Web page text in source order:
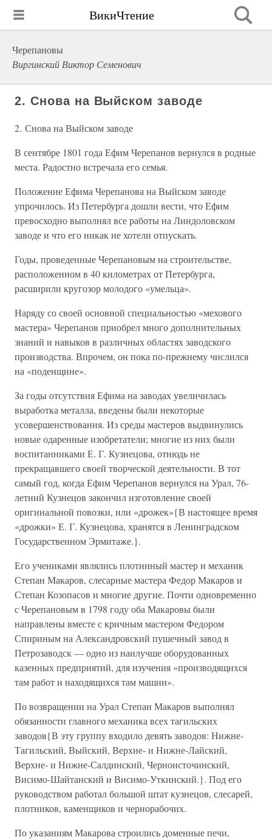
ВикиЧтение
Черепановы
Виргинский Виктор Семенович
2. Снова на Выйском заводе
2. Снова на Выйском заводе
В сентябре 1801 года Ефим Черепанов вернулся в родные
места. Радостно встречала его семья.
Положение Ефима Черепанова на Выйском заводе
упрочилось. Из Петербурга дошли вести, что Ефим
превосходно выполнял все работы на Линдоловском
заводе и что его никак не хотели отпускать.
Годы, проведенные Черепановым на строительстве,
расположенном в 40 километрах от Петербурга,
расширили кругозор молодого «умельца».
Наряду со своей основной специальностью «мехового
мастера» Черепанов приобрел много дополнительных
знаний и навыков в различных областях заводского
производства. Впрочем, он пока по-прежнему числился
на «поденщине».
За годы отсутствия Ефима на заводах увеличилась
выработка металла, введены были некоторые
усовершенствования. Из среды мастеров выдвинулись
новые одаренные изобретатели; многие из них были
воспитанниками Е. Г. Кузнецова, отнюдь не
прекращавшего своей творческой деятельности. В тот
самый год, когда Ефим Черепанов вернулся на Урал, 76-
летний Кузнецов закончил изготовление своей
оригинальной повозки, или «дрожек»{В настоящее время
«дрожки» Е. Г. Кузнецова, хранятся в Ленинградском
Государственном Эрмитаже.}.
Его учениками являлись плотинный мастер и механик
Степан Макаров, слесарные мастера Федор Макаров и
Степан Козопасов и многие другие. Почти одновременно
с Черепановым в 1798 году оба Макаровы были
направлены вместе с кричным мастером Федором
Спириным на Александровский пушечный завод в
Петрозаводск — одно из наилучше оборудованных
казенных предприятий, для изучения «производящихся
там работ и находящихся там машин».
По возвращении на Урал Степан Макаров выполнял
обязанности главного механика всех тагильских
заводов{В эту группу входило девять заводов: Нижне-
Тагильский, Выйский, Верхне- и Нижне-Лайский,
Верхне- и Нижне-Салдинский, Черноисточинский,
Висимо-Шайтанский и Висимо-Уткинский.}. Под его
руководством работал большой штат кузнецов, слесарей,
плотников, каменщиков и чернорабочих.
По указаниям Макарова строились доменные печи,